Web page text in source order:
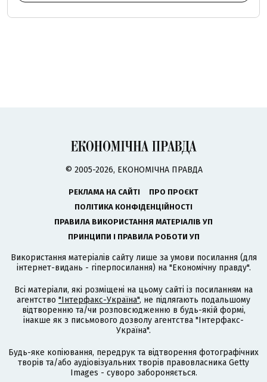
© 2005-2026, ЕКОНОМІЧНА ПРАВДА
РЕКЛАМА НА САЙТІ
ПРО ПРОЄКТ
ПОЛІТИКА КОНФІДЕНЦІЙНОСТІ
ПРАВИЛА ВИКОРИСТАННЯ МАТЕРІАЛІВ УП
ПРИНЦИПИ І ПРАВИЛА РОБОТИ УП
Використання матеріалів сайту лише за умови посилання (для
інтернет-видань - гіперпосилання) на "Економічну правду".
Всі матеріали, які розміщені на цьому сайті із посиланням на
агентство "Інтерфакс-Україна", не підлягають подальшому
відтворенню та/чи розповсюдженню в будь-якій формі,
інакше як з письмового дозволу агентства "Інтерфакс-
Україна".
Будь-яке копіювання, передрук та відтворення фотографічних
творів та/або аудіовізуальних творів правовласника Getty
Images - суворо забороняється.